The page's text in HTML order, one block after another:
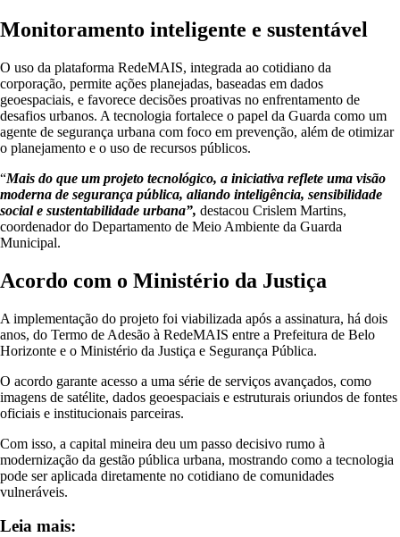
Monitoramento inteligente e sustentável
O uso da plataforma RedeMAIS, integrada ao cotidiano da
corporação, permite ações planejadas, baseadas em dados
geoespaciais, e favorece decisões proativas no enfrentamento de
desafios urbanos. A tecnologia fortalece o papel da Guarda como um
agente de segurança urbana com foco em prevenção, além de otimizar
o planejamento e o uso de recursos públicos.
“Mais do que um projeto tecnológico, a iniciativa reflete uma visão
moderna de segurança pública, aliando inteligência, sensibilidade
social e sustentabilidade urbana”, destacou Crislem Martins,
coordenador do Departamento de Meio Ambiente da Guarda
Municipal.
Acordo com o Ministério da Justiça
A implementação do projeto foi viabilizada após a assinatura, há dois
anos, do Termo de Adesão à RedeMAIS entre a Prefeitura de Belo
Horizonte e o Ministério da Justiça e Segurança Pública.
O acordo garante acesso a uma série de serviços avançados, como
imagens de satélite, dados geoespaciais e estruturais oriundos de fontes
oficiais e institucionais parceiras.
Com isso, a capital mineira deu um passo decisivo rumo à
modernização da gestão pública urbana, mostrando como a tecnologia
pode ser aplicada diretamente no cotidiano de comunidades
vulneráveis.
Leia mais: